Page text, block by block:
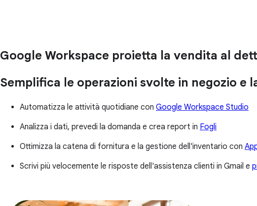
Google Workspace proietta la vendita al
Semplifica le operazioni svolte in negozio e
Automatizza le attività quotidiane con Google Workspace Studio
Analizza i dati, prevedi la domanda e crea report in Fogli
Ottimizza la catena di fornitura e la gestione dell'inventario con
Scrivi più velocemente le risposte dell'assistenza clienti in Gmail e